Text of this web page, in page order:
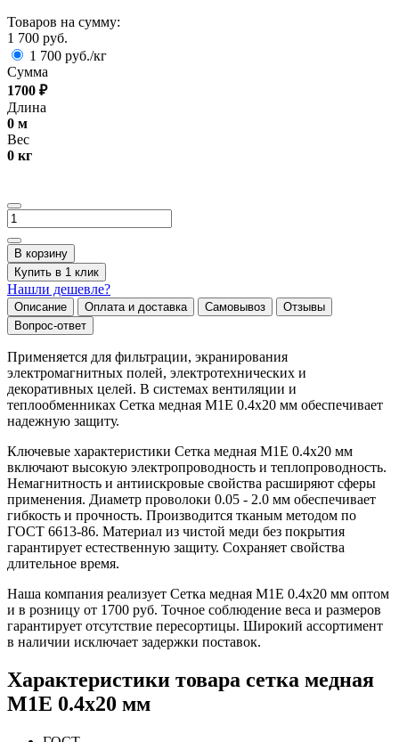
Товаров на сумму:
1 700 руб.
1 700 руб./кг
Сумма
1700 ₽
Длина
0 м
Вес
0 кг
В корзину
Купить в 1 клик
Нашли дешевле?
Описание Оплата и доставка Самовывоз
Отзывы
Вопрос-ответ
Применяется для фильтрации, экранирования
электромагнитных полей, электротехнических и
декоративных целей. В системах вентиляции и
теплообменниках Сетка медная М1Е 0.4х20 мм обеспечивает
надежную защиту.
Ключевые характеристики Сетка медная М1Е 0.4х20 мм
включают высокую электропроводность и теплопроводность.
Немагнитность и антиискровые свойства расширяют сферы
применения. Диаметр проволоки 0.05 - 2.0 мм обеспечивает
гибкость и прочность. Производится тканым методом по
ГОСТ 6613-86. Материал из чистой меди без покрытия
гарантирует естественную защиту. Сохраняет свойства
длительное время.
Наша компания реализует Сетка медная М1Е 0.4х20 мм оптом
и в розницу от 1700 руб. Точное соблюдение веса и размеров
гарантирует отсутствие пересортицы. Широкий ассортимент
в наличии исключает задержки поставок.
Характеристики товара сетка медная
М1Е 0.4х20 мм